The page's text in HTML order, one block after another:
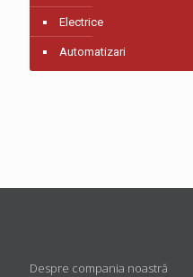
Electrice
Automatizari
Despre compania noastră